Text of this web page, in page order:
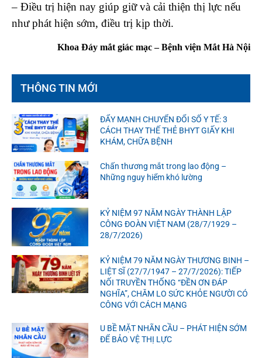
– Điều trị hiện nay giúp giữ và cải thiện thị lực nếu
như phát hiện sớm, điều trị kịp thời.
Khoa Đáy mắt giác mạc – Bệnh viện Mắt Hà Nội
THÔNG TIN MỚI
ĐẨY MẠNH CHUYỂN ĐỔI SỐ Y TẾ: 3
CÁCH THAY THẾ THẺ BHYT GIẤY KHI
KHÁM, CHỮA BỆNH
Chấn thương mắt trong lao động –
Những nguy hiểm khó lường
KỶ NIỆM 97 NĂM NGÀY THÀNH LẬP
CÔNG ĐOÀN VIỆT NAM (28/7/1929 –
28/7/2026)
KỶ NIỆM 79 NĂM NGÀY THƯƠNG BINH –
LIỆT SĨ (27/7/1947 – 27/7/2026): TIẾP
NỐI TRUYỀN THỐNG “ĐỀN ƠN ĐÁP
NGHĨA”, CHĂM LO SỨC KHỎE NGƯỜI CÓ
CÔNG VỚI CÁCH MẠNG
U BỀ MẶT NHÃN CẦU – PHÁT HIỆN SỚM
ĐỂ BẢO VỆ THỊ LỰC